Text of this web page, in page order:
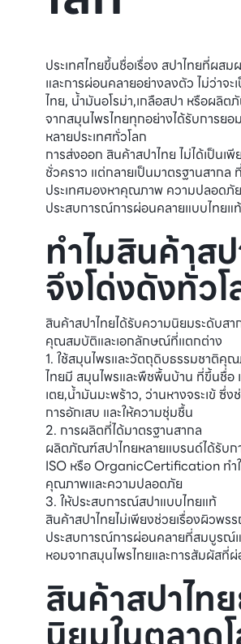
ประเทศไทยขึ้นชื่อเรื่อง สปาไทยที่ผส
และการผ่อนคลายอย่างลงตัว ไม่ว่าจ
ไทย, น้ำมันอโรม่า,เกลือสปา หรือผลิ
จากสมุนไพรไทยทุกอย่างได้รับการยอ
หลายประเทศทั่วโลก
การส่งออก สินค้าสปาไทย ไม่ได้เป็นเพี
ชั่วคราว แต่กลายเป็นมาตรฐานสากล
ประเทศมองหาคุณภาพ ความปลอดภั
ประสบการณ์การผ่อนคลายแบบไทยแท้
ทำไมสินค้าส
จึงโด่งดังทั่ว
สินค้าสปาไทยได้รับความนิยมระดับสา
คุณสมบัติและเอกลักษณ์ที่แตกต่าง
1. ใช้สมุนไพรและวัตถุดิบธรรมชาติคุ
ไทยมี สมุนไพรและพืชพื้นบ้าน ที่ขึ้นชื่อ
เตย,น้ำมันมะพร้าว, ว่านหางจระเข้ ซึ่
การอักเสบ และให้ความชุ่มชื้น
2. การผลิตที่ได้มาตรฐานสากล
ผลิตภัณฑ์สปาไทยหลายแบรนด์ได้รับก
ISO หรือ OrganicCertification ทำ
คุณภาพและความปลอดภัย
3. ให้ประสบการณ์สปาแบบไทยแท้
สินค้าสปาไทยไม่เพียงช่วยเรื่องผิวพร
ประสบการณ์การผ่อนคลายที่สมบูรณ์
หอมจากสมุนไพรไทยและการสัมผัสที่
สินค้าสปาไท